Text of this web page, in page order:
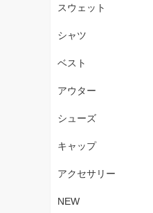
スウェット
シャツ
ベスト
アウター
シューズ
キャップ
アクセサリー
NEW